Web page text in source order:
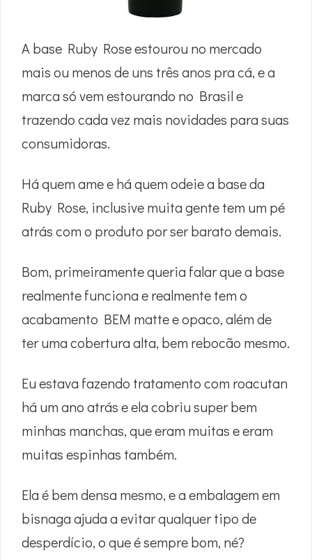
A base Ruby Rose estourou no mercado
mais ou menos de uns três anos pra cá, e a
marca só vem estourando no Brasil e
trazendo cada vez mais novidades para suas
consumidoras.
Há quem ame e há quem odeie a base da
Ruby Rose, inclusive muita gente tem um pé
atrás com o produto por ser barato demais.
Bom, primeiramente queria falar que a base
realmente funciona e realmente tem o
acabamento BEM matte e opaco, além de
ter uma cobertura alta, bem rebocão mesmo.
Eu estava fazendo tratamento com roacutan
há um ano atrás e ela cobriu super bem
minhas manchas, que eram muitas e eram
muitas espinhas também.
Ela é bem densa mesmo, e a embalagem em
bisnaga ajuda a evitar qualquer tipo de
desperdício, o que é sempre bom, né?